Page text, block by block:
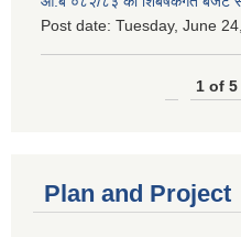
Post date: Tuesday, June
1 of 5
Plan and Project